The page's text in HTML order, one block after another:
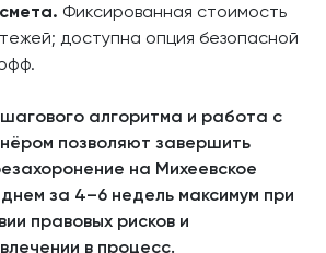
Фиксированная стоимость
доступна опция безопасной
алгоритма и работа с
позволяют завершить
на Михеевское
за 4–6 недель максимум при
правовых рисков и
в процесс.